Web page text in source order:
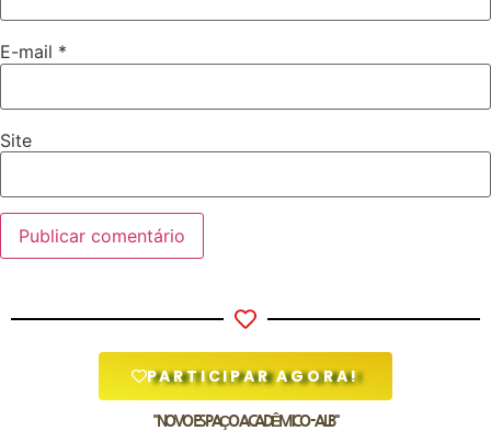
E-mail *
Site
PARTICIPAR AGORA!
"NOVO ESPAÇO ACADÊMICO - ALB"